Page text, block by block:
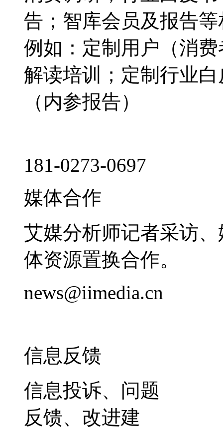
告；智库会员及报告
例如：定制用户（消
解读培训；定制行业
（内参报告）
181-0273-0697
媒体合作
艾媒分析师记者采访
体资源置换合作。
news@iimedia.cn
信息反馈
信息投诉、问题
反馈、改进建